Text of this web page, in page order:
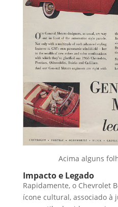
Acima alguns
Impacto e Legado
Rapidamente, o Chevrolet
ícone cultural, associado à